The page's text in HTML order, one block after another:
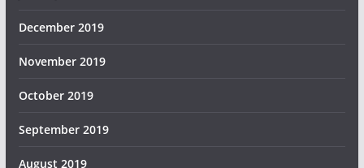
December 2019
November 2019
October 2019
September 2019
August 2019